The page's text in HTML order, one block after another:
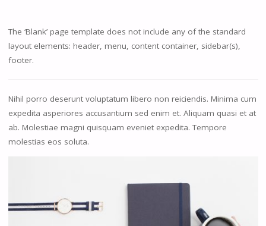
The ‘Blank’ page template does not include any of the standard
layout elements: header, menu, content container, sidebar(s),
footer.
Nihil porro deserunt voluptatum libero non reiciendis. Minima cum
expedita asperiores accusantium sed enim et. Aliquam quasi et at
ab. Molestiae magni quisquam eveniet expedita. Tempore
molestias eos soluta.